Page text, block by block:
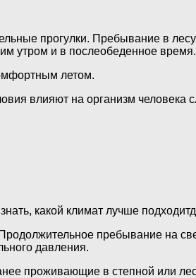
прогулки. Пребывание в
утром и в послеобеденное время.
летом.
влияют на организм человека
какой климат лучше
пребывание на
давления.
проживающие в степной или